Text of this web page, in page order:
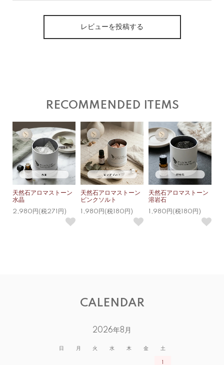
レビューを投稿する
RECOMMENDED ITEMS
天然石アロマストーン
水晶
2,980円(税271円)
天然石アロマストーン
ピンクソルト
1,980円(税180円)
天然石アロマストーン
溶岩石
1,980円(税180円)
CALENDAR
2026年8月
日 月 火 水 木 金 土
1